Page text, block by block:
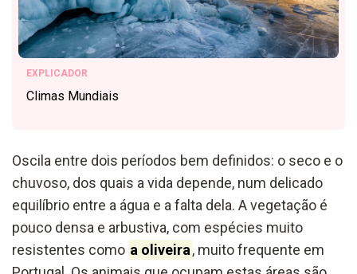
EXPLICADOR
Climas Mundiais
Oscila entre dois períodos bem definidos: o seco e o
chuvoso, dos quais a vida depende, num delicado
equilíbrio entre a água e a falta dela. A vegetação é
pouco densa e arbustiva, com espécies muito
resistentes como a oliveira, muito frequente em